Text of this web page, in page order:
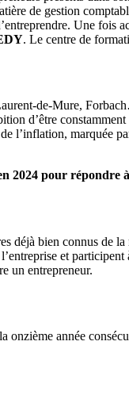
de gestion
Une fois
. Le centre de
de-Mure,
d’être constamment
l’inflation, marquée
2024 pour répondre
déjà bien connus de la
et
un entrepreneur.
onzième année